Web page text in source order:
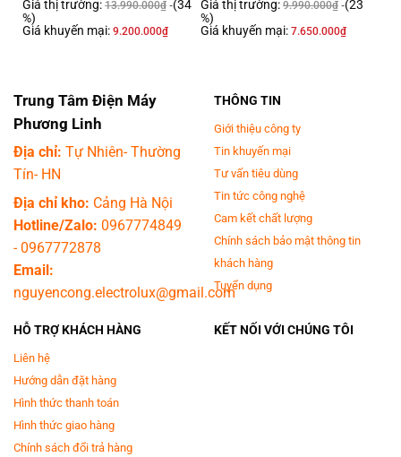
*Hình ảnh chỉ mang tính chất minh họa
Ngăn lạnh
-Dung tích chứa 345 lít, bố trí khoa học với nhiều khay kệ, hỗ trợ phân
loại và bảo quản thực phẩm dễ dàng.
Ngăn đá
-Ngăn đá dung tích 170 lít có cấu trúc ngăn kéo tiện dụng, cho phép cất
trữ thực phẩm đông lạnh gọn gàng và dễ thao tác.- Tủ lạnh giữ nhiệt ổn
định, hạn chế đóng tuyết và đảm bảo thực phẩm đông lạnh luôn trong
trạng thái tốt nhất. Dễ dàng theo dõi lượng thực phẩm nhờ bố trí ngăn
Giá thị trường: 13.990.000₫ (34
%)
Giá khuyến mại: 9.200.000₫
Giá thị trường: 9.990.000₫ (23
%)
Giá khuyến mại: 7.650.000₫
Trung Tâm Điện Máy
Phương Linh
Địa chỉ: Tự Nhiên- Thường
Tín- HN
Địa chỉ kho: Cảng Hà Nội
Hotline/Zalo: 0967774849
-0967772878
Email:
nguyencong.electrolux@gmail.com
THÔNG TIN
Giới thiệu công ty
Tin khuyến mại
Tư vấn tiêu dùng
Tin tức công nghệ
Cam kết chất lượng
Chính sách bảo mật thông tin
khách hàng
Tuyển dụng
HỖ TRỢ KHÁCH HÀNG
Liên hệ
Hướng dẫn đặt hàng
Hình thức thanh toán
Hình thức giao hàng
Chính sách đổi trả hàng
KẾT NỐI VỚI CHÚNG TÔI